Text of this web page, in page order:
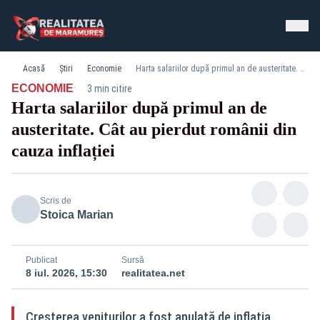
Acasă Știri Economie Harta salariilor după primul an de austeritate. Cât au pierdut românii din cauza inflației
ECONOMIE· 3 min citire
Harta salariilor după primul an de
austeritate. Cât au pierdut românii din
cauza inflației
Scris de
Stoica Marian
Publicat
8 iul. 2026, 15:30
Sursă
realitatea.net
Creșterea veniturilor a fost anulată de inflația